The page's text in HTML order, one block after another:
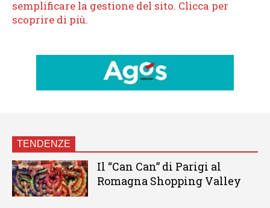
TENDENZE
Il “Can Can” di Parigi al
Romagna Shopping Valley